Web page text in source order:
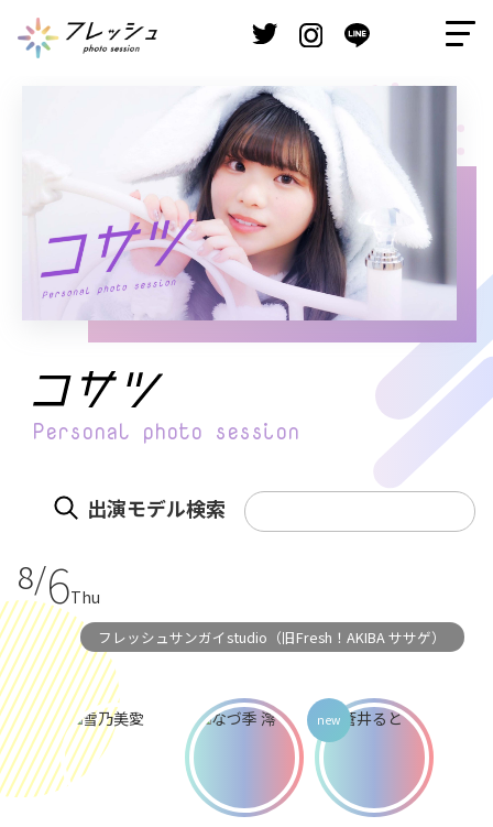
Personal photo session
出演モデル検索
8/6Thu
フレッシュサンガイstudio（旧Fresh！AKIBA ササゲ）